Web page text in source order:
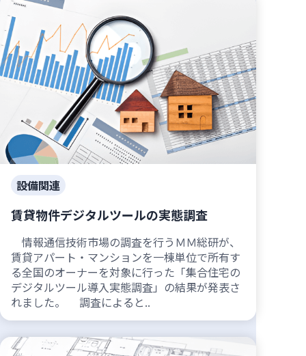
設備関連
賃貸物件デジタルツールの実態調査
情報通信技術市場の調査を行うＭＭ総研が、
賃貸アパート・マンションを一棟単位で所有す
る全国のオーナーを対象に行った「集合住宅の
デジタルツール導入実態調査」の結果が発表さ
れました。 調査によると..